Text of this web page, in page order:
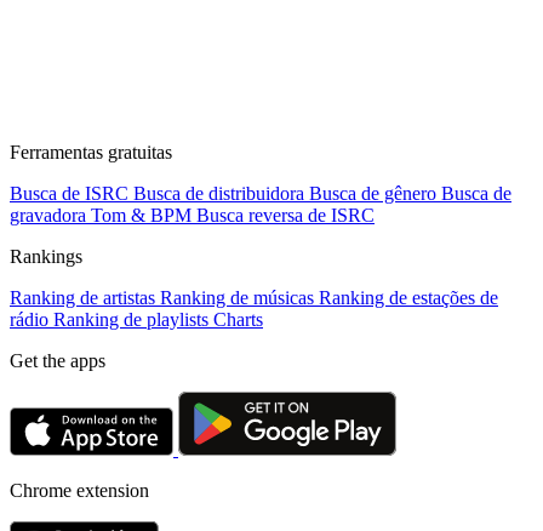
Ferramentas gratuitas
Busca de ISRC Busca de distribuidora Busca de gênero Busca de
gravadora Tom & BPM Busca reversa de ISRC
Rankings
Ranking de artistas Ranking de músicas Ranking de estações de
rádio Ranking de playlists Charts
Get the apps
Chrome extension